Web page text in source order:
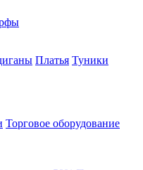
Платья Туники
Торговое оборудование